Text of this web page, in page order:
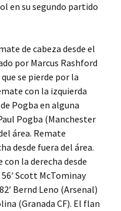
en su segundo partido
de cabeza desde el
por Marcus Rashford
se pierde por la
con la izquierda
Pogba en alguna
Pogba (Manchester
área. Remate
desde fuera del área.
la derecha desde
Scott McTominay
Bernd Leno (Arsenal)
(Granada CF). El flan